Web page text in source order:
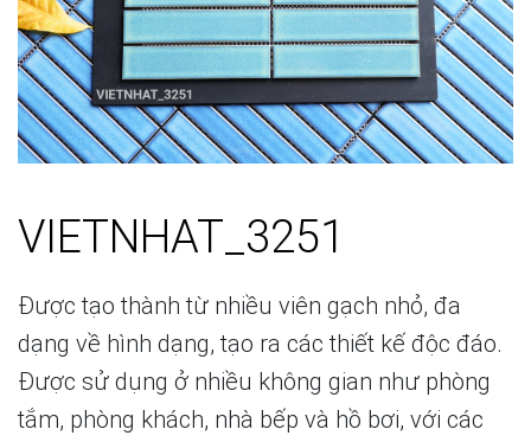
VIETNHAT_3251
Được tạo thành từ nhiều viên gạch nhỏ, đa
dạng về hình dạng, tạo ra các thiết kế độc đáo.
Được sử dụng ở nhiều không gian như phòng
tắm, phòng khách, nhà bếp và hồ bơi, với các